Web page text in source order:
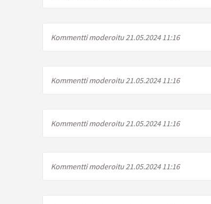
Kommentti moderoitu 21.05.2024 11:16
Kommentti moderoitu 21.05.2024 11:16
Kommentti moderoitu 21.05.2024 11:16
Kommentti moderoitu 21.05.2024 11:16